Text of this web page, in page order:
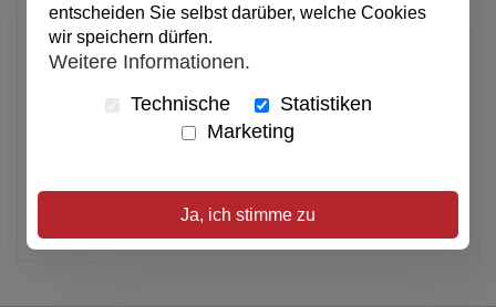
In den Warenkorb
Alle Preise inkl. MwSt.
entscheiden Sie selbst darüber, welche Cookies
wir speichern dürfen.
Weitere Informationen.
Technische
Statistiken
Marketing
Ja, ich stimme zu